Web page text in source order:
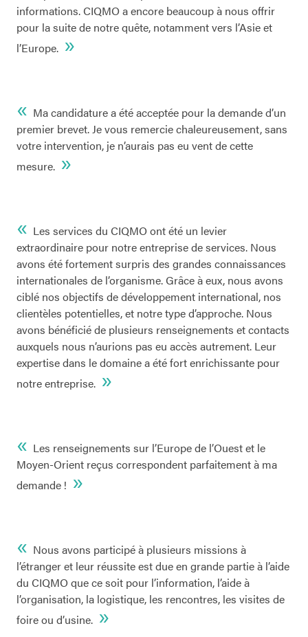
informations. CIQMO a encore beaucoup à nous offrir
pour la suite de notre quête, notamment vers l’Asie et
l’Europe. »
« Ma candidature a été acceptée pour la demande d’un
premier brevet. Je vous remercie chaleureusement, sans
votre intervention, je n’aurais pas eu vent de cette
mesure. »
« Les services du CIQMO ont été un levier
extraordinaire pour notre entreprise de services. Nous
avons été fortement surpris des grandes connaissances
internationales de l’organisme. Grâce à eux, nous avons
ciblé nos objectifs de développement international, nos
clientèles potentielles, et notre type d’approche. Nous
avons bénéficié de plusieurs renseignements et contacts
auxquels nous n’aurions pas eu accès autrement. Leur
expertise dans le domaine a été fort enrichissante pour
notre entreprise. »
« Les renseignements sur l’Europe de l’Ouest et le
Moyen-Orient reçus correspondent parfaitement à ma
demande ! »
« Nous avons participé à plusieurs missions à
l’étranger et leur réussite est due en grande partie à l’aide
du CIQMO que ce soit pour l’information, l’aide à
l’organisation, la logistique, les rencontres, les visites de
foire ou d’usine. »